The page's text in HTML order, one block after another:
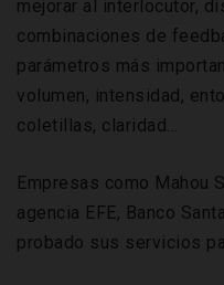
mejorar al interlocutor,
combinaciones de
parámetros más
volumen, intensidad,
coletillas, claridad...
Empresas como Mahou
agencia EFE, Banco
probado sus servicios